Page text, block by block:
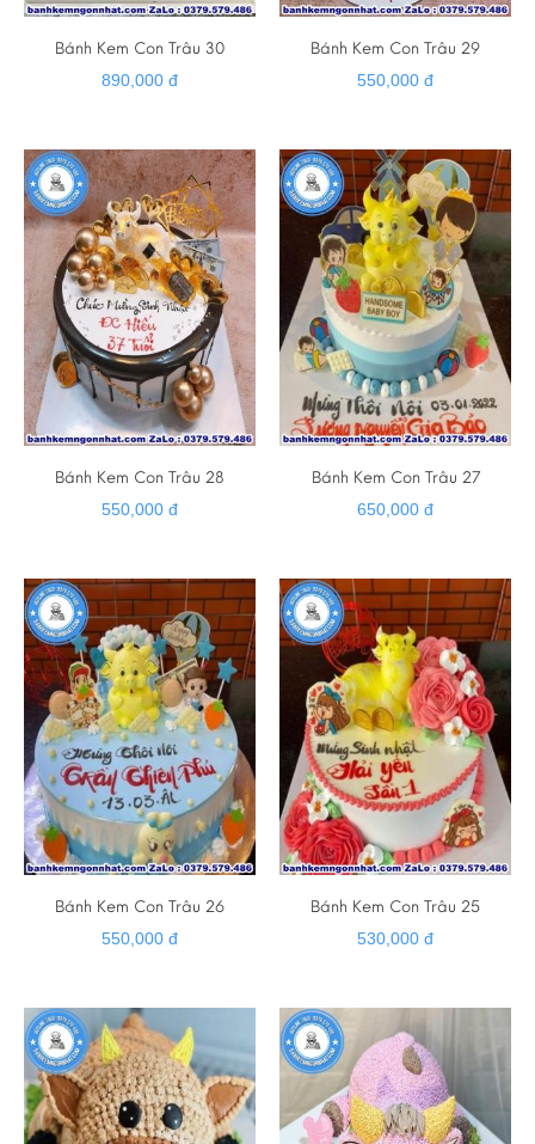
Bánh Kem Con Trâu 30
890,000 đ
Bánh Kem Con Trâu 29
550,000 đ
Bánh Kem Con Trâu 28
550,000 đ
Bánh Kem Con Trâu 27
650,000 đ
Bánh Kem Con Trâu 26
550,000 đ
Bánh Kem Con Trâu 25
530,000 đ